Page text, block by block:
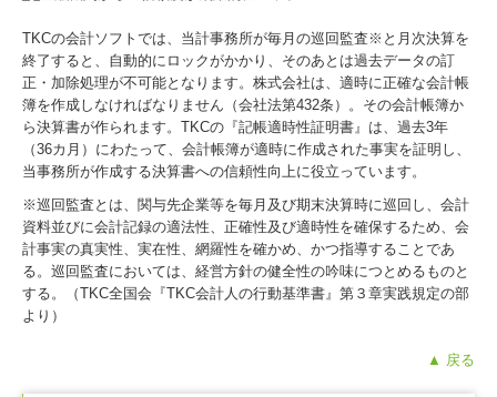
TKCの会計ソフトでは、当計事務所が毎月の巡回監査※と月次決算を
終了すると、自動的にロックがかかり、そのあとは過去データの訂
正・加除処理が不可能となります。株式会社は、適時に正確な会計帳
簿を作成しなければなりません（会社法第432条）。その会計帳簿か
ら決算書が作られます。TKCの『記帳適時性証明書』は、過去3年
（36カ月）にわたって、会計帳簿が適時に作成された事実を証明し、
当事務所が作成する決算書への信頼性向上に役立っています。
※巡回監査とは、関与先企業等を毎月及び期末決算時に巡回し、会計
資料並びに会計記録の適法性、正確性及び適時性を確保するため、会
計事実の真実性、実在性、網羅性を確かめ、かつ指導することであ
る。巡回監査においては、経営方針の健全性の吟味につとめるものと
する。（TKC全国会『TKC会計人の行動基準書』第３章実践規定の部
より）
▲ 戻る